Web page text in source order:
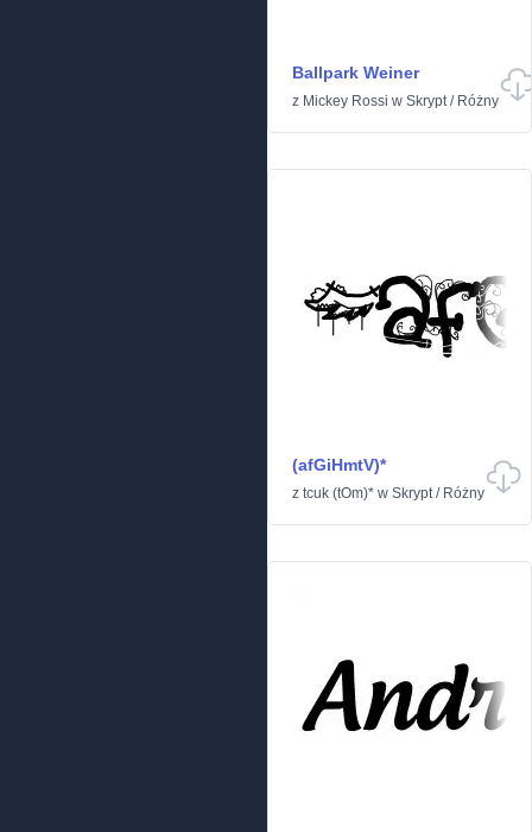
Ballpark Weiner
z Mickey Rossi w Skrypt/ Różny
(afGiHmtV)*
z tcuk (tOm)* w Skrypt/ Różny